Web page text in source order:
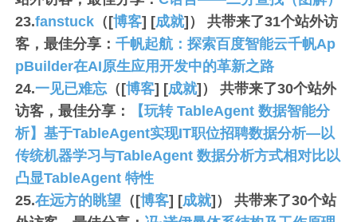
23.fanstuck （[博客] [成就]） 共带来了31个站外访
客，最佳分享：千帆起航：探索百度智能云千帆Ap
pBuilder在AI原生应用开发中的革新之路
24.一见已难忘 （[博客] [成就]） 共带来了30个站外
访客，最佳分享：
【玩转 TableAgent 数据智能分
析】基于TableAgent实现IT职位招聘数据分析—以
传统机器学习与TableAgent 数据分析方式相对比以
凸显TableAgent 特性
25.在远方的眺望 （[博客] [成就]） 共带来了30个站